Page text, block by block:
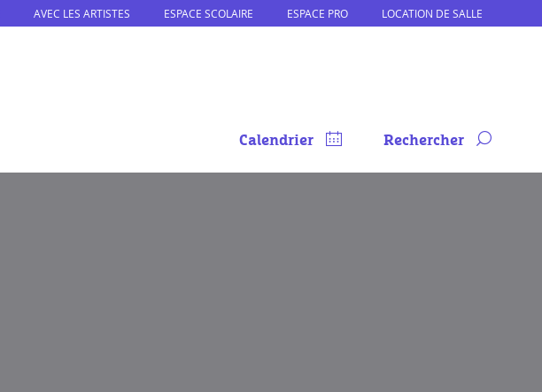
AVEC LES ARTISTES ESPACE SCOLAIRE ESPACE PRO LOCATION DE SALLE
Calendrier Rechercher